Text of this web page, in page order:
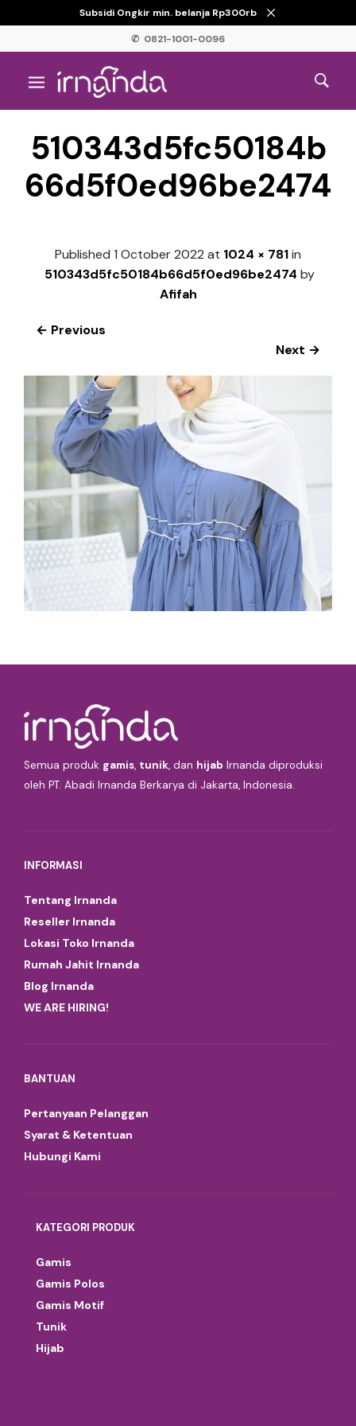
Subsidi Ongkir min. belanja Rp300rb
✆ 0821-1001-0096
510343d5fc50184b
66d5f0ed96be2474
Published 1 October 2022 at 1024 × 781in
510343d5fc50184b66d5f0ed96be2474 by
Afifah
← Previous
Next →
Semua produk gamis, tunik, dan hijab Irnanda diproduksi
oleh PT. Abadi Irnanda Berkarya di Jakarta, Indonesia.
INFORMASI
Tentang Irnanda
Reseller Irnanda
Lokasi Toko Irnanda
Rumah Jahit Irnanda
Blog Irnanda
WE ARE HIRING!
BANTUAN
Pertanyaan Pelanggan
Syarat & Ketentuan
Hubungi Kami
KATEGORI PRODUK
Gamis
Gamis Polos
Gamis Motif
Tunik
Hijab